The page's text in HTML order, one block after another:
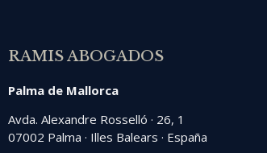
RAMIS ABOGADOS
Palma de Mallorca
Avda. Alexandre Rosselló · 26, 1
07002 Palma · Illes Balears · España